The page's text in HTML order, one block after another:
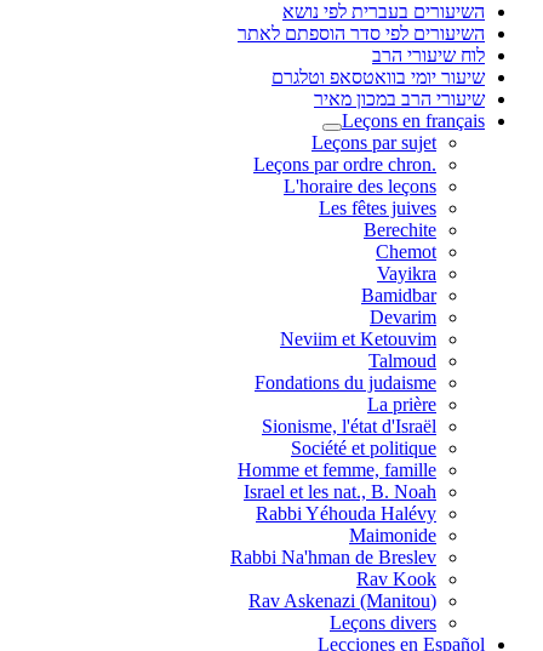
השיעורים בעברית לפי נושא
השיעורים לפי סדר הוספתם לאתר
לוח שיעורי הרב
שיעור יומי בוואטסאפ וטלגרם
שיעורי הרב במכון מאיר
Leçons en français
Leçons par sujet
.Leçons par ordre chron
L'horaire des leçons
Les fêtes juives
Berechite
Chemot
Vayikra
Bamidbar
Devarim
Neviim et Ketouvim
Talmoud
Fondations du judaisme
La prière
Sionisme, l'état d'Israël
Société et politique
Homme et femme, famille
Israel et les nat., B. Noah
Rabbi Yéhouda Halévy
Maimonide
Rabbi Na'hman de Breslev
Rav Kook
(Rav Askenazi (Manitou
Leçons divers
Lecciones en Español